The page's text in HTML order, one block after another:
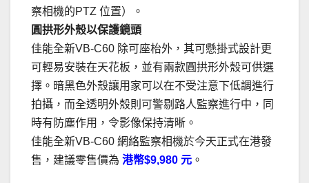
察相機的PTZ 位置）。
圓拱形外殼以保護鏡頭
佳能全新VB-C60 除可座枱外，其可懸掛式設計更
可輕易安裝在天花板，並有兩款圓拱形外殼可供選
擇。暗黑色外殼讓用家可以在不受注意下低調進行
拍攝，而全透明外殼則可警剔路人監察進行中，同
時有防塵作用，令影像保持清晰。
佳能全新VB-C60 網絡監察相機於今天正式在港發
售，建議零售價為 港幣$9,980 元 。